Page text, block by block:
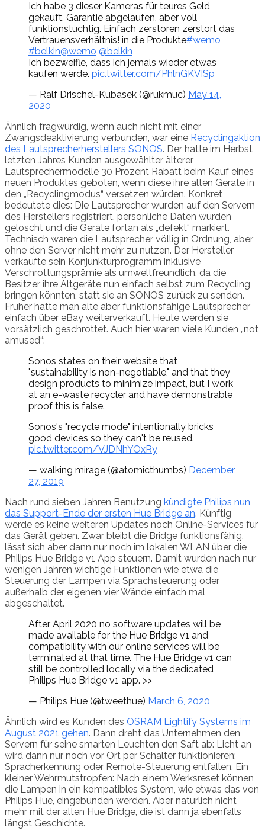
Ich habe 3 dieser Kameras für teures Geld
gekauft, Garantie abgelaufen, aber voll
funktionstüchtig. Einfach zerstören zerstört das
Vertrauensverhältnis! in die Produkte#wemo
#belkin@wemo @belkin
Ich bezweifle, dass ich jemals wieder etwas
kaufen werde. pic.twitter.com/PhlnGKVISp
— Ralf Drischel-Kubasek (@rukmuc) May 14,
2020
Ähnlich fragwürdig, wenn auch nicht mit einer
Zwangsdeaktivierung verbunden, war eine Recyclingaktion
des Lautsprecherherstellers SONOS. Der hatte im Herbst
letzten Jahres Kunden ausgewählter älterer
Lautsprechermodelle 30 Prozent Rabatt beim Kauf eines
neuen Produktes geboten, wenn diese ihre alten Geräte in
den „Recyclingmodus“ versetzen würden. Konkret
bedeutete dies: Die Lautsprecher wurden auf den Servern
des Herstellers registriert, persönliche Daten wurden
gelöscht und die Geräte fortan als „defekt“ markiert.
Technisch waren die Lautsprecher völlig in Ordnung, aber
ohne den Server nicht mehr zu nutzen. Der Hersteller
verkaufte sein Konjunkturprogramm inklusive
Verschrottungsprämie als umweltfreundlich, da die
Besitzer ihre Altgeräte nun einfach selbst zum Recycling
bringen könnten, statt sie an SONOS zurück zu senden.
Früher hätte man alte aber funktionsfähige Lautsprecher
einfach über eBay weiterverkauft. Heute werden sie
vorsätzlich geschrottet. Auch hier waren viele Kunden „not
amused“:
Sonos states on their website that
"sustainability is non-negotiable," and that they
design products to minimize impact, but I work
at an e-waste recycler and have demonstrable
proof this is false.
Sonos's "recycle mode" intentionally bricks
good devices so they can't be reused.
pic.twitter.com/VJDNhYOxRy
— walking mirage (@atomicthumbs) December
27, 2019
Nach rund sieben Jahren Benutzung kündigte Philips nun
das Support-Ende der ersten Hue Bridge an. Künftig
werde es keine weiteren Updates noch Online-Services für
das Gerät geben. Zwar bleibt die Bridge funktionsfähig,
lässt sich aber dann nur noch im lokalen WLAN über die
Philips Hue Bridge v1 App steuern. Damit wurden nach nur
wenigen Jahren wichtige Funktionen wie etwa die
Steuerung der Lampen via Sprachsteuerung oder
außerhalb der eigenen vier Wände einfach mal
abgeschaltet.
After April 2020 no software updates will be
made available for the Hue Bridge v1 and
compatibility with our online services will be
terminated at that time. The Hue Bridge v1 can
still be controlled locally via the dedicated
Philips Hue Bridge v1 app. >>
— Philips Hue (@tweethue) March 6, 2020
Ähnlich wird es Kunden des OSRAM Lightify Systems im
August 2021 gehen. Dann dreht das Unternehmen den
Servern für seine smarten Leuchten den Saft ab: Licht an
wird dann nur noch vor Ort per Schalter funktionieren:
Spracherkennung oder Remote-Steuerung entfallen. Ein
kleiner Wehrmutstropfen: Nach einem Werksreset können
die Lampen in ein kompatibles System, wie etwas das von
Philips Hue, eingebunden werden. Aber natürlich nicht
mehr mit der alten Hue Bridge, die ist dann ja ebenfalls
längst Geschichte.